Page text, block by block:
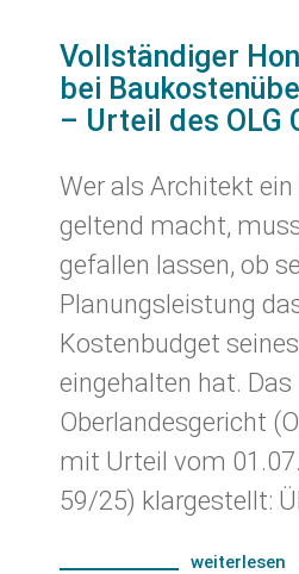
Vollständiger
bei
– Urteil des OLG
Wer als Architekt
geltend macht,
gefallen lassen, ob
Planungsleistung
Kostenbudget
eingehalten hat. Das
Oberlandesgericht
mit Urteil vom
59/25) klargestellt:
weiterlesen